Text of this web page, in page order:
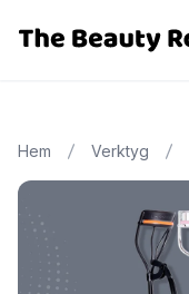
Hem Verktyg